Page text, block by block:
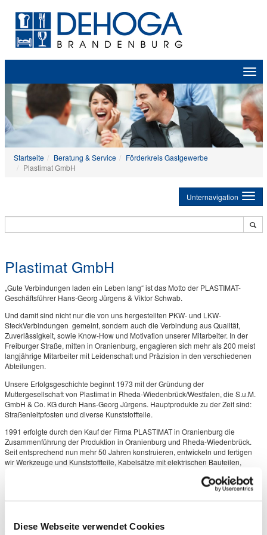
Diese Webseite verwendet Cookies
Startseite Beratung & Service
Förderkreis Gastgewerbe
Plastimat GmbH
Unternavigation
Plastimat GmbH
„Gute Verbindungen laden ein Leben lang“ ist das Motto der PLASTIMAT-
Geschäftsführer Hans-Georg Jürgens & Viktor Schwab.
Und damit sind nicht nur die von uns hergestellten PKW- und LKW-
SteckVerbindungen gemeint, sondern auch die Verbindung aus Qualität,
Zuverlässigkeit, sowie Know-How und Motivation unserer Mitarbeiter. In der
Freiburger Straße, mitten in Oranienburg, engagieren sich mehr als 200 meist
langjährige Mitarbeiter mit Leidenschaft und Präzision in den verschiedenen
Abteilungen.
Unsere Erfolgsgeschichte beginnt 1973 mit der Gründung der
Muttergesellschaft von Plastimat in Rheda-Wiedenbrück/Westfalen, die S.u.M.
GmbH & Co. KG durch Hans-Georg Jürgens. Hauptprodukte zu der Zeit sind:
Straßenleitpfosten und diverse Kunststoffteile.
1991 erfolgte durch den Kauf der Firma PLASTIMAT in Oranienburg die
Zusammenführung der Produktion in Oranienburg und Rheda-Wiedenbrück.
Seit entsprechend nun mehr 50 Jahren konstruieren, entwickeln und fertigen
wir Werkzeuge und Kunststoffteile, Kabelsätze mit elektrischen Bauteilen,
und andere Produkte für eine sichere Mobilität im Straßenverkehr – so z.B. auch
> 600.000 Leitpfosten jährlich für ganz Europa. Damit begleiten wir Sie jeden
Tag auf Ihrer Route!
eine solide und wirtschaftliche Grundlage geschaffen, um unser